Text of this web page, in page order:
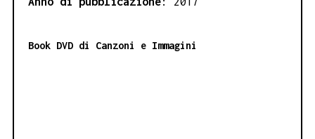
Book DVD di Canzoni e Immagini